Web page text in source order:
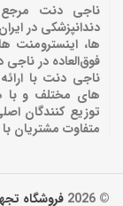
ناجی دنت
دندانپزشکی در
ها، اینسترومنت
فوق‌العاده در
ناجی دنت با
های مختلف و با
توزیع کنندگان
متفاوت مشتریان با
© 2026 فروشگاه